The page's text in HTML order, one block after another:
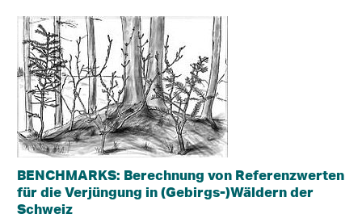
BENCHMARKS: Berechnung von Referenzwerten
für die Verjüngung in (Gebirgs-)Wäldern der
Schweiz